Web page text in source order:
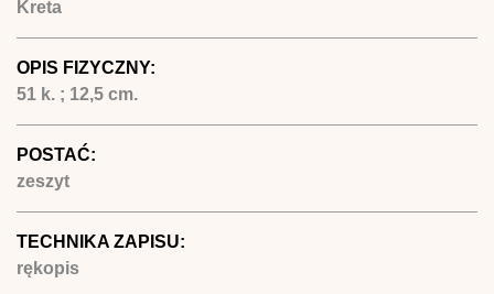
Kreta
OPIS FIZYCZNY:
51 k. ; 12,5 cm.
POSTAĆ:
zeszyt
TECHNIKA ZAPISU:
rękopis